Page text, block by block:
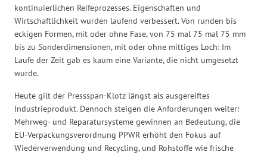
kontinuierlichen Reifeprozesses. Eigenschaften und
Wirtschaftlichkeit wurden laufend verbessert. Von runden bis
eckigen Formen, mit oder ohne Fase, von 75 mal 75 mal 75 mm
bis zu Sonderdimensionen, mit oder ohne mittiges Loch: Im
Laufe der Zeit gab es kaum eine Variante, die nicht umgesetzt
wurde.
Heute gilt der Pressspan-Klotz längst als ausgereiftes
Industrieprodukt. Dennoch steigen die Anforderungen weiter:
Mehrweg- und Reparatursysteme gewinnen an Bedeutung, die
EU-Verpackungsverordnung PPWR erhöht den Fokus auf
Wiederverwendung und Recycling, und Rohstoffe wie frische